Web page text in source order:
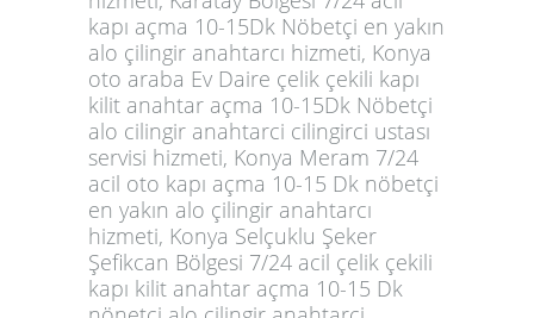
kapı açma 10-15Dk Nöbetçi en yakın
alo çilingir anahtarcı hizmeti, Konya
oto araba Ev Daire çelik çekili kapı
kilit anahtar açma 10-15Dk Nöbetçi
alo cilingir anahtarci cilingirci ustası
servisi hizmeti, Konya Meram 7/24
acil oto kapı açma 10-15 Dk nöbetçi
en yakın alo çilingir anahtarcı
hizmeti, Konya Selçuklu Şeker
Şefikcan Bölgesi 7/24 acil çelik çekili
kapı kilit anahtar açma 10-15 Dk